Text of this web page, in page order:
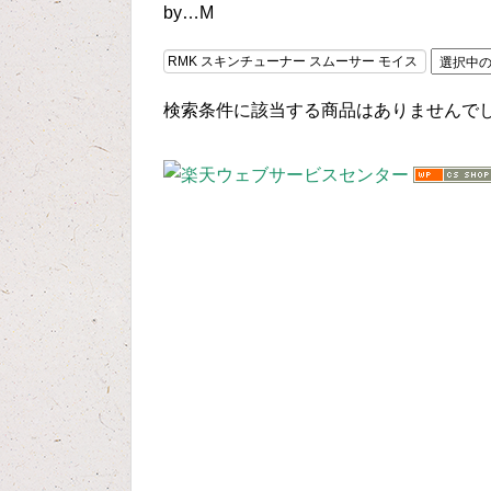
by…M
検索条件に該当する商品はありませんで